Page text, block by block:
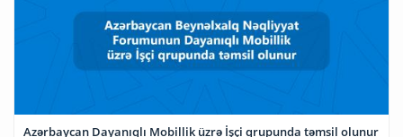
Azərbaycan Dayanıqlı Mobillik üzrə İşçi qrupunda təmsil olunur